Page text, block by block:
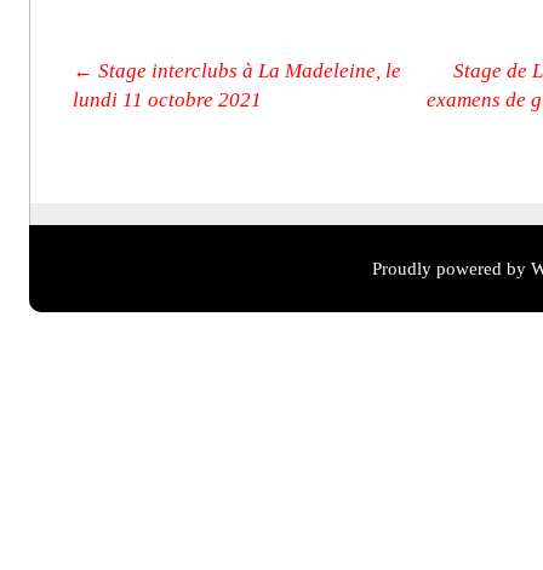
Post navigation
← Stage interclubs à La Madeleine, le
lundi 11 octobre 2021
Stage de
examens de
Proudly powered by